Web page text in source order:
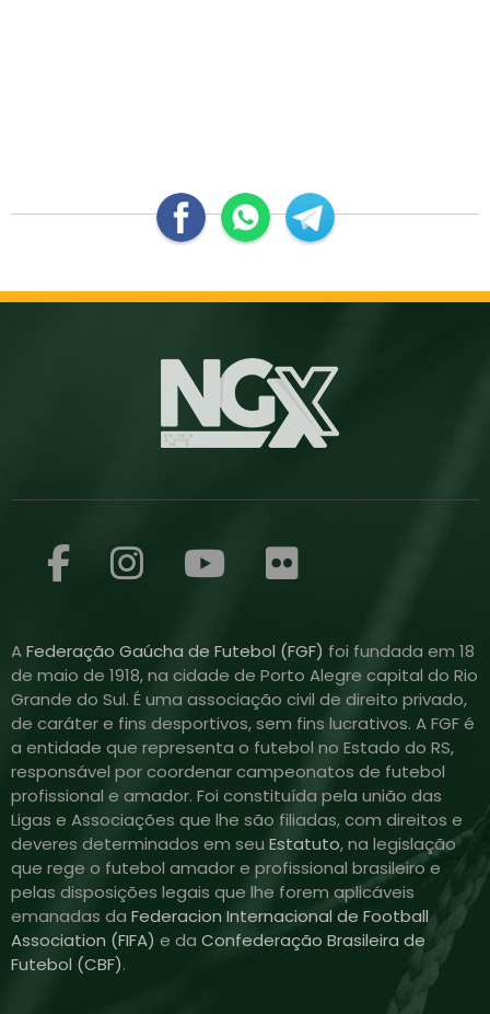
AFederação Gaúcha de Futebol (FGF) foi fundada em 18
de maio de 1918, na cidade de Porto Alegre capital do Rio
Grande do Sul. É uma associação civil de direito privado,
de caráter e fins desportivos, sem fins lucrativos. A FGF é
a entidade que representa o futebol no Estado do RS,
responsável por coordenar campeonatos de futebol
profissional e amador. Foi constituída pela união das
Ligas e Associações que lhe são filiadas, com direitos e
deveres determinados em seu Estatuto, na legislação
que rege o futebol amador e profissional brasileiro e
pelas disposições legais que lhe forem aplicáveis
emanadas da Federacion Internacional de Football
Association (FIFA) e da Confederação Brasileira de
Futebol (CBF).